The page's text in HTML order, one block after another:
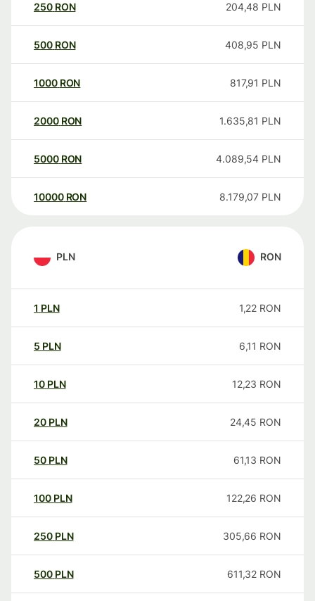
250 RON 204,48 PLN
500 RON 408,95 PLN
1000 RON 817,91 PLN
2000 RON 1.635,81 PLN
5000 RON 4.089,54 PLN
10000 RON 8.179,07 PLN
PLN RON
1 PLN 1,22 RON
5 PLN 6,11 RON
10 PLN 12,23 RON
20 PLN 24,45 RON
50 PLN 61,13 RON
100 PLN 122,26 RON
250 PLN 305,66 RON
500 PLN 611,32 RON